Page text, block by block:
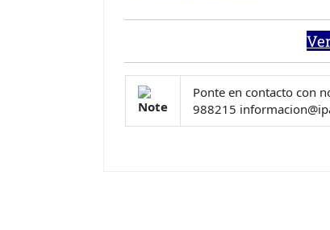
Ponte en contacto con
988215